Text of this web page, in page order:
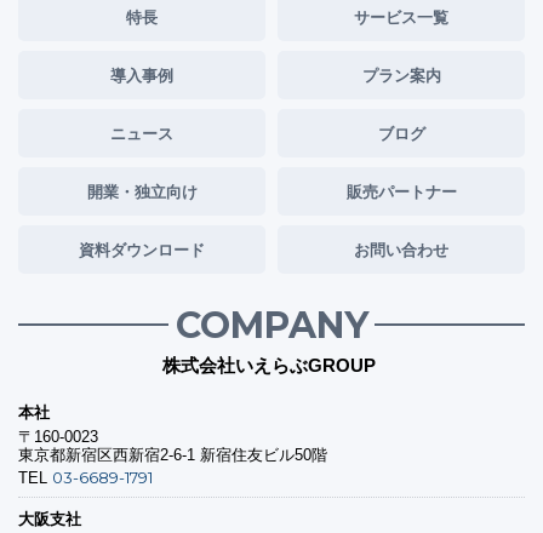
特長 サービス一覧
導入事例 プラン案内
ニュース ブログ
開業・独立向け 販売パートナー
資料ダウンロード お問い合わせ
COMPANY
株式会社いえらぶGROUP
本社
〒160-0023
東京都新宿区西新宿2-6-1 新宿住友ビル50階
TEL 03-6689-1791
大阪支社